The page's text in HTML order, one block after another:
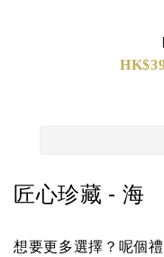
匠心珍藏 - 海
想要更多選擇？呢個禮